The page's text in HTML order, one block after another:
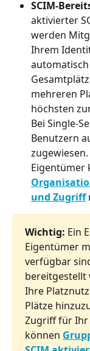
SCIM-
aktivierter
werden
Ihrem
mehreren
höchsten
Bei Single-
Benutzern
Eigentümer
und Zugriff
Wichtig: Ein
Eigentümer
verfügbar
bereitgestellt
Ihre
Plätze
Zugriff für Ihr
können